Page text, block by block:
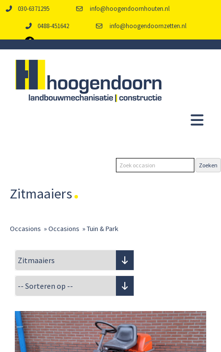
030-6371295 info@hoogendoornhouten.nl
0488-451642 info@hoogendoornzetten.nl
Zitmaaiers
Occasions »Occasions »Tuin & Park